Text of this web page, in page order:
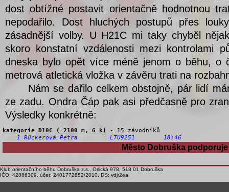
Město Dobruška
Klub orientačního běhu Dobruška z.s., Orlická 978, 518 01 Dobruška
IČO: 42886309, účet: 2401772852/2010, DS: vdjr2ea